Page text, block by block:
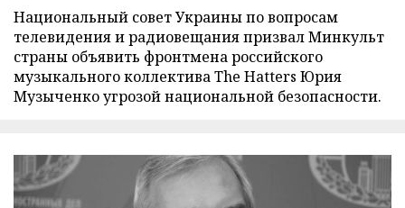
Национальный совет Украины по вопросам
телевидения и радиовещания призвал Минкульт
страны объявить фронтмена российского
музыкального коллектива The Hatters Юрия
Музыченко угрозой национальной безопасности.